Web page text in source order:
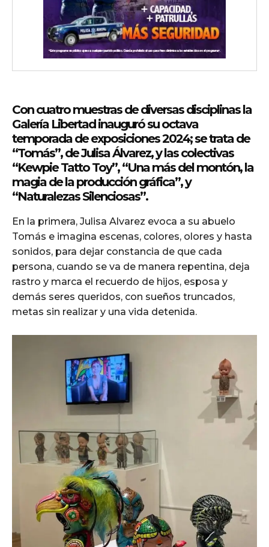
Con cuatro muestras de diversas disciplinas la
Galería Libertad inauguró su octava
temporada de exposiciones 2024; se trata de
“Tomás”, de Julisa Álvarez, y las colectivas
“Kewpie Tatto Toy”, “Una más del montón, la
magia de la producción gráfica”, y
“Naturalezas Silenciosas”.
En la primera, Julisa Alvarez evoca a su abuelo
Tomás e imagina escenas, colores, olores y hasta
sonidos, para dejar constancia de que cada
persona, cuando se va de manera repentina, deja
rastro y marca el recuerdo de hijos, esposa y
demás seres queridos, con sueños truncados,
metas sin realizar y una vida detenida.